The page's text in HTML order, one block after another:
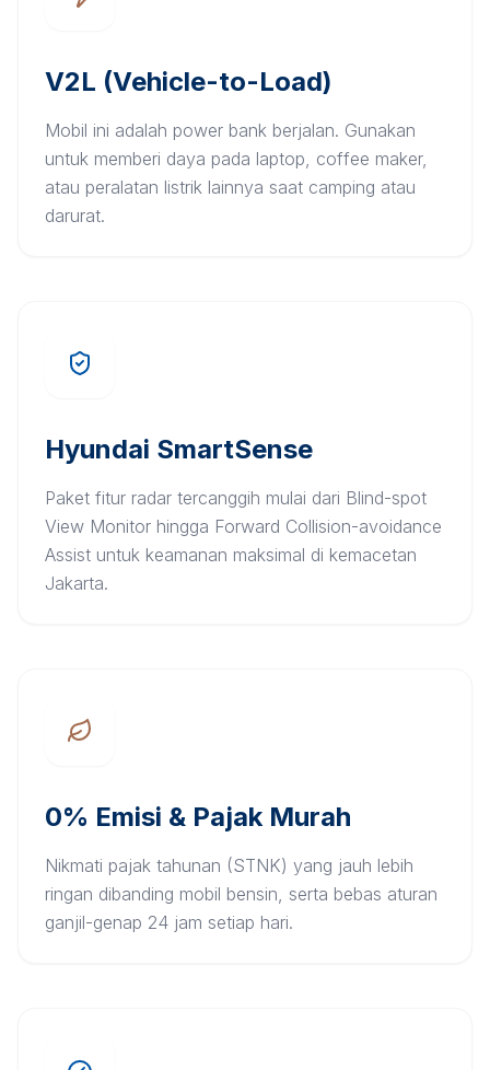
V2L (Vehicle-to-Load)
Mobil ini adalah power bank berjalan. Gunakan
untuk memberi daya pada laptop, coffee maker,
atau peralatan listrik lainnya saat camping atau
darurat.
Hyundai SmartSense
Paket fitur radar tercanggih mulai dari Blind-spot
View Monitor hingga Forward Collision-avoidance
Assist untuk keamanan maksimal di kemacetan
Jakarta.
0% Emisi & Pajak Murah
Nikmati pajak tahunan (STNK) yang jauh lebih
ringan dibanding mobil bensin, serta bebas aturan
ganjil-genap 24 jam setiap hari.